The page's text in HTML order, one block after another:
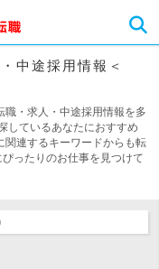
中途採用情報＜
職・求人・中途採用情報を多
しているあなたにおすすめ
関連するキーワードからも転
ったりのお仕事を見つけて